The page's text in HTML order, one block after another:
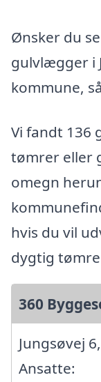
Ønsker du
gulvlægger i
kommune,
Vi fandt 136
tømrer eller
omegn
hvis du vil
dygtig
360
Jungsøvej
Ansatte: